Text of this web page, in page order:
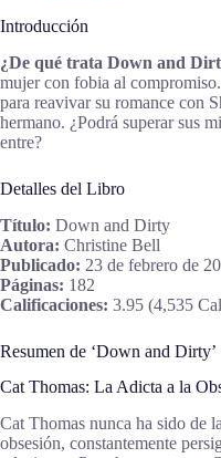
Introducción
¿De qué trata Down and
mujer con fobia al
para reavivar su romance con
hermano. ¿Podrá superar sus
entre?
Detalles del Libro
Título: Down and Dirty
Autora: Christine Bell
Publicado: 23 de febrero de
Páginas: 182
Calificaciones: 3.95 (4,535
Resumen de ‘Down and Dirty’
Cat Thomas: La Adicta a la
Cat Thomas nunca ha sido de
obsesión, constantemente